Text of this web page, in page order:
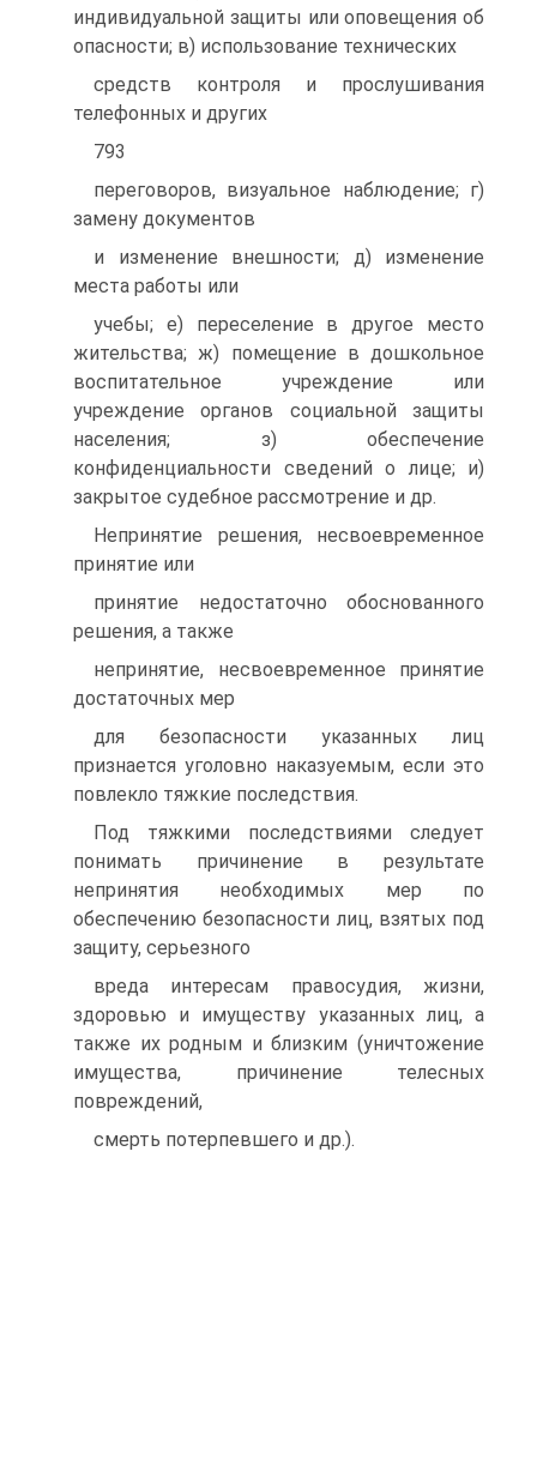
индивидуальной защиты или оповещения об
опасности; в) использование технических
средств контроля и прослушивания
телефонных и других
793
переговоров, визуальное наблюдение; г)
замену документов
и изменение внешности; д) изменение
места работы или
учебы; е) переселение в другое место
жительства; ж) помещение в дошкольное
воспитательное учреждение или
учреждение органов социальной защиты
населения; з) обеспечение
конфиденциальности сведений о лице; и)
закрытое судебное рассмотрение и др.
Непринятие решения, несвоевременное
принятие или
принятие недостаточно обоснованного
решения, а также
непринятие, несвоевременное принятие
достаточных мер
для безопасности указанных лиц
признается уголовно наказуемым, если это
повлекло тяжкие последствия.
Под тяжкими последствиями следует
понимать причинение в результате
непринятия необходимых мер по
обеспечению безопасности лиц, взятых под
защиту, серьезного
вреда интересам правосудия, жизни,
здоровью и имуществу указанных лиц, а
также их родным и близким (уничтожение
имущества, причинение телесных
повреждений,
смерть потерпевшего и др.).